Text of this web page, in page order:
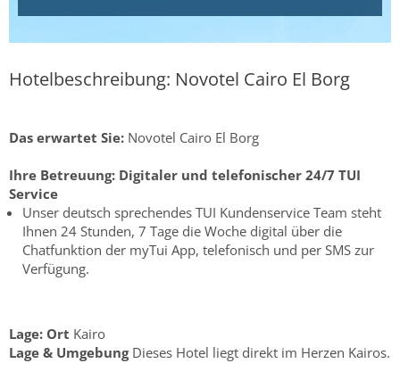
Hotelbeschreibung: Novotel Cairo El Borg
Das erwartet Sie: Novotel Cairo El Borg
Ihre Betreuung: Digitaler und telefonischer 24/7 TUI
Service
Unser deutsch sprechendes TUI Kundenservice Team steht
Ihnen 24 Stunden, 7 Tage die Woche digital über die
Chatfunktion der myTui App, telefonisch und per SMS zur
Verfügung.
Lage: Ort Kairo
Lage & UmgebungDieses Hotel liegt direkt im Herzen Kairos.